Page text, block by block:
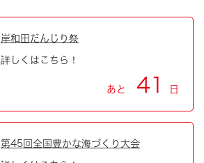
岸和田だんじり祭
詳しくはこちら！
あと 41 日
第45回全国豊かな海づくり大会